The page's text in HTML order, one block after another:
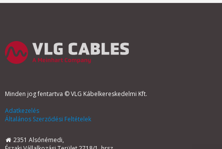
Minden jog fentartva © VLG Kábelkereskedelmi Kft.
Adatkezelés
Általános Szerződési Feltételek
2351 Alsónémedi,